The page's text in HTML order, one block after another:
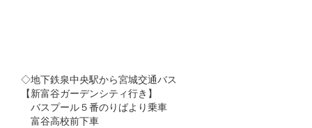
◇地下鉄泉中央駅から宮城交通バス
【新富谷ガーデンシティ行き】
バスプール５番のりばより乗車
富谷高校前下車